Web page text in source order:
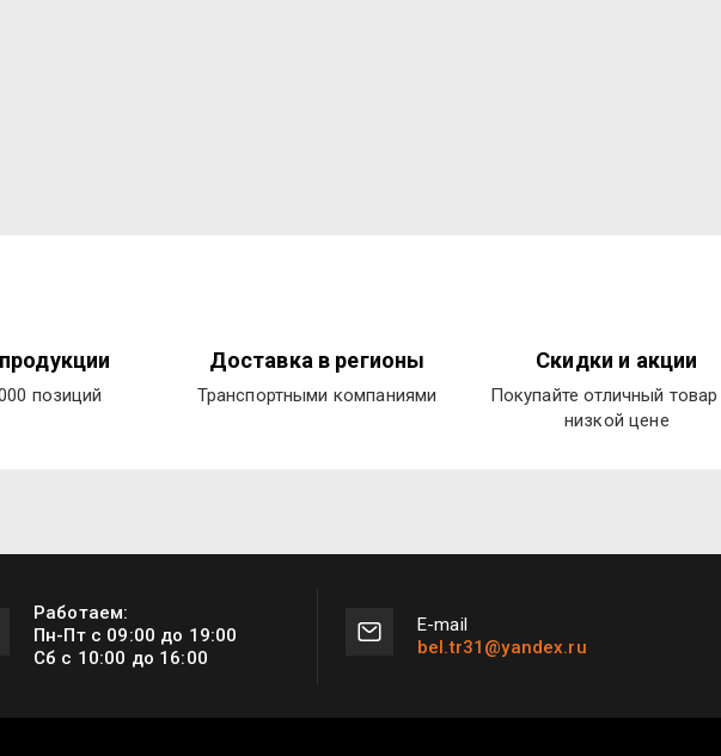
позиций
Доставка в регионы
Транспортными компаниями
Скидки и акции
Покупайте отличный
низкой цене
Работаем:
Пн-Пт с 09:00 до 19:00
Сб с 10:00 до 16:00
Е-mail
bel.tr31@yandex.ru